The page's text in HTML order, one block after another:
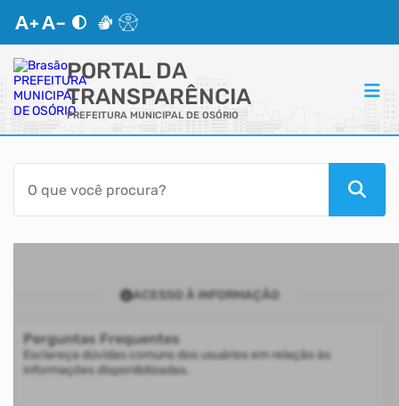
PORTAL DA
TRANSPARÊNCIA
PREFEITURA MUNICIPAL DE OSÓRIO
ACESSO RÁPIDO
Acessibilidade
Autoatendimento
Mapa do Site
ACESSO À INFORMAÇÃO
Perguntas Frequentes
Esclareça dúvidas comuns dos usuários em relação às
informações disponibilizadas.